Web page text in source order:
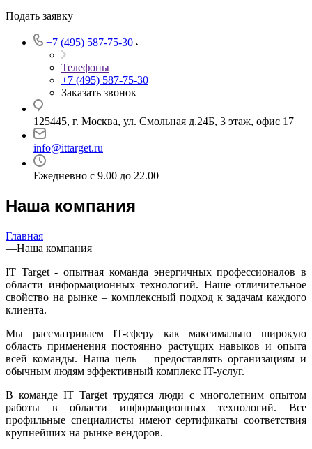
Подать заявку
+7 (495) 587-75-30
Телефоны
+7 (495) 587-75-30
Заказать звонок
125445, г. Москва, ул. Смольная д.24Б, 3 этаж, офис 17
info@ittarget.ru
Ежедневно с 9.00 до 22.00
Наша компания
Главная
—Наша компания
IT Target - опытная команда энергичных профессионалов в
области информационных технологий. Наше отличительное
свойство на рынке – комплексный подход к задачам каждого
клиента.
Мы рассматриваем IT-сферу как максимально широкую
область применения постоянно растущих навыков и опыта
всей команды. Наша цель – предоставлять организациям и
обычным людям эффективный комплекс IT-услуг.
В команде IT Target трудятся люди с многолетним опытом
работы в области информационных технологий. Все
профильные специалисты имеют сертификаты соответствия
крупнейших на рынке вендоров.